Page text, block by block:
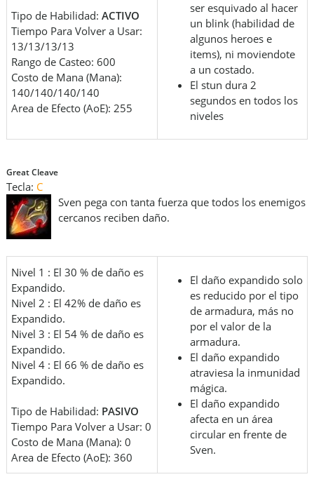
Tipo de Habilidad: ACTIVO
Tiempo Para Volver a Usar:
13/13/13/13
Rango de Casteo: 600
Costo de Mana (Mana):
140/140/140/140
Area de Efecto (AoE): 255
ser esquivado al hacer
un blink (habilidad de
algunos heroes e
items), ni moviendote
a un costado.
El stun dura 2
segundos en todos los
niveles
Great Cleave
Tecla: C
Sven pega con tanta fuerza que todos los enemigos
cercanos reciben daño.
Nivel 1 : El 30 % de daño es
Expandido.
Nivel 2 : El 42% de daño es
Expandido.
Nivel 3 : El 54 % de daño es
Expandido.
Nivel 4 : El 66 % de daño es
Expandido.
Tipo de Habilidad: PASIVO
Tiempo Para Volver a Usar: 0
Costo de Mana (Mana): 0
Area de Efecto (AoE): 360
El daño expandido solo
es reducido por el tipo
de armadura, más no
por el valor de la
armadura.
El daño expandido
atraviesa la inmunidad
mágica.
El daño expandido
afecta en un área
circular en frente de
Sven.